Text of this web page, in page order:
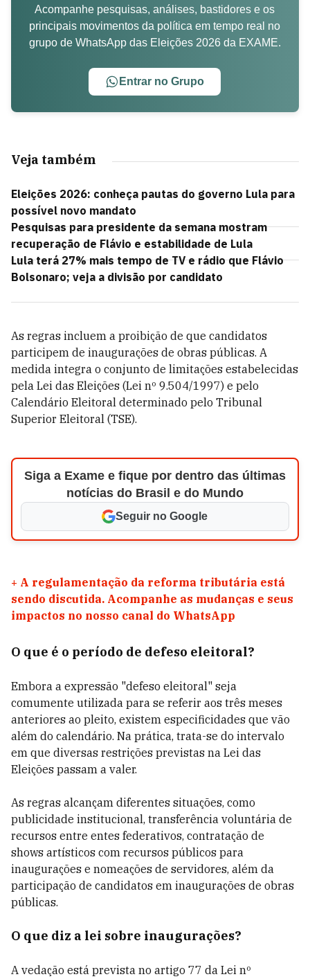
Acompanhe pesquisas, análises, bastidores e os
principais movimentos da política em tempo real no
grupo de WhatsApp das Eleições 2026 da EXAME.
Entrar no Grupo
Veja também
Eleições 2026: conheça pautas do governo Lula para
possível novo mandato
Pesquisas para presidente da semana mostram
recuperação de Flávio e estabilidade de Lula
Lula terá 27% mais tempo de TV e rádio que Flávio
Bolsonaro; veja a divisão por candidato
As regras incluem a proibição de que candidatos
participem de inaugurações de obras públicas. A
medida integra o conjunto de limitações estabelecidas
pela Lei das Eleições (Lei nº 9.504/1997) e pelo
Calendário Eleitoral determinado pelo Tribunal
Superior Eleitoral (TSE).
Siga a Exame e fique por dentro das últimas
notícias do Brasil e do Mundo
Seguir no Google
+ A regulamentação da reforma tributária está
sendo discutida. Acompanhe as mudanças e seus
impactos no nosso canal do WhatsApp
O que é o período de defeso eleitoral?
Embora a expressão "defeso eleitoral" seja
comumente utilizada para se referir aos três meses
anteriores ao pleito, existem especificidades que vão
além do calendário. Na prática, trata-se do intervalo
em que diversas restrições previstas na Lei das
Eleições passam a valer.
As regras alcançam diferentes situações, como
publicidade institucional, transferência voluntária de
recursos entre entes federativos, contratação de
shows artísticos com recursos públicos para
inaugurações e nomeações de servidores, além da
participação de candidatos em inaugurações de obras
públicas.
O que diz a lei sobre inaugurações?
A vedação está prevista no artigo 77 da Lei nº